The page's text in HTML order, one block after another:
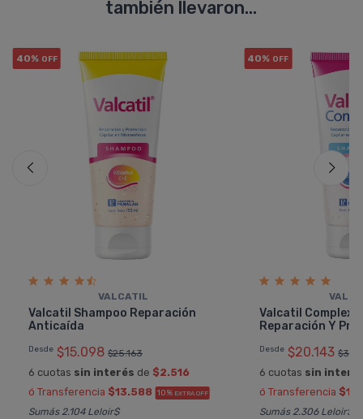
también llevaron...
40% OFF
VALCATIL
Valcatil Shampoo Reparación
Anticaí­da
Desde $15.098 $25.163
6 cuotas sin interés de $2.516
ó Transferencia $13.588 10% EXTRA OFF
Sumás 2.104 Leloir$
40% OFF
Valcatil Complex
Reparación Y
Desde $20.143
6 cuotas sin
ó Transferencia
Sumás 2.306 Leloir$